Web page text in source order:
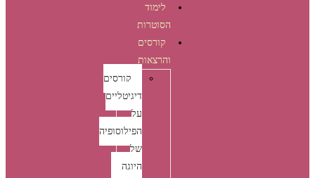
לימוד
הסוטרות
קורסים
והרצאות
קורסים
דיגיטליים
על
הפילוסופיה
של
היוגה